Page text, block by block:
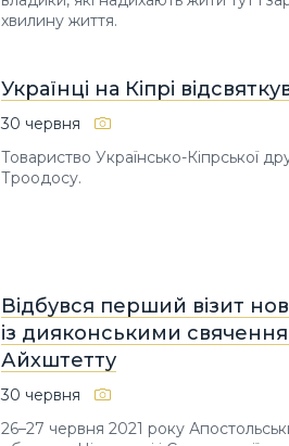
хвилину життя.
Українці на Кіпрі
30 червня
Товариство Українсько-Кіпрської
Троодосу.
Відбувся перший візит
із дияконськими
Айхштетту
30 червня
26–27 червня 2021 року